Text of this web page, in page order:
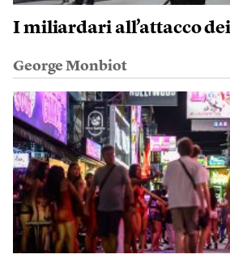
I miliardari all’attacco
George Monbiot